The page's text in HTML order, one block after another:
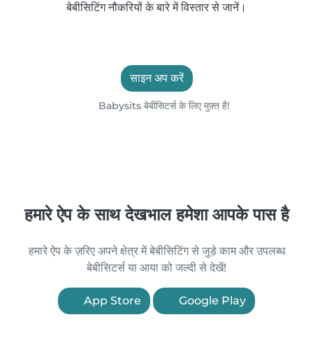
बेबीसिटिंग नौकरियों के बारे में विस्तार से जानें।
साइन अप करें
Babysits बेबीसिटर्स के लिए मुफ़्त है!
हमारे ऐप के साथ देखभाल हमेशा आपके पास है
हमारे ऐप के ज़रिए अपने क्षेत्र में बेबीसिटिंग से जुड़े काम और उपलब्ध
बेबीसिटर्स या आया को जल्दी से देखें!
App Store Google Play